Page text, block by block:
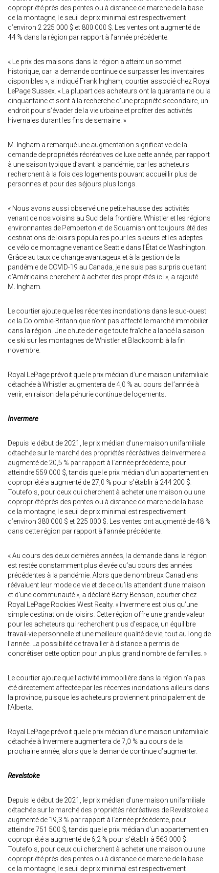
copropriété près des pentes ou à distance de marche de la base
de la montagne, le seuil de prix minimal est respectivement
d’environ 2 225 000 $ et 800 000 $. Les ventes ont augmenté de
44 % dans la région par rapport à l’année précédente.
« Le prix des maisons dans la région a atteint un sommet
historique, car la demande continue de surpasser les inventaires
disponibles », a indiqué Frank Ingham, courtier associé chez Royal
LePage Sussex. « La plupart des acheteurs ont la quarantaine ou la
cinquantaine et sont à la recherche d’une propriété secondaire, un
endroit pour s’évader de la vie urbaine et profiter des activités
hivernales durant les fins de semaine. »
M. Ingham a remarqué une augmentation significative de la
demande de propriétés récréatives de luxe cette année, par rapport
à une saison typique d’avant la pandémie, car les acheteurs
recherchent à la fois des logements pouvant accueillir plus de
personnes et pour des séjours plus longs.
« Nous avons aussi observé une petite hausse des activités
venant de nos voisins au Sud de la frontière. Whistler et les régions
environnantes de Pemberton et de Squamish ont toujours été des
destinations de loisirs populaires pour les skieurs et les adeptes
de vélo de montagne venant de Seattle dans l’État de Washington.
Grâce au taux de change avantageux et à la gestion de la
pandémie de COVID-19 au Canada, je ne suis pas surpris que tant
d’Américains cherchent à acheter des propriétés ici », a rajouté
M. Ingham.
Le courtier ajoute que les récentes inondations dans le sud-ouest
de la Colombie-Britannique n’ont pas affecté le marché immobilier
dans la région. Une chute de neige toute fraîche a lancé la saison
de ski sur les montagnes de Whistler et Blackcomb à la fin
novembre.
Royal LePage prévoit que le prix médian d’une maison unifamiliale
détachée à Whistler augmentera de 4,0 % au cours de l’année à
venir, en raison de la pénurie continue de logements.
Invermere
Depuis le début de 2021, le prix médian d’une maison unifamiliale
détachée sur le marché des propriétés récréatives de Invermere a
augmenté de 20,5 % par rapport à l’année précédente, pour
atteindre 559 000 $, tandis que le prix médian d’un appartement en
copropriété a augmenté de 27,0 % pour s’établir à 244 200 $.
Toutefois, pour ceux qui cherchent à acheter une maison ou une
copropriété près des pentes ou à distance de marche de la base
de la montagne, le seuil de prix minimal est respectivement
d’environ 380 000 $ et 225 000 $. Les ventes ont augmenté de 48 %
dans cette région par rapport à l’année précédente.
« Au cours des deux dernières années, la demande dans la région
est restée constamment plus élevée qu’au cours des années
précédentes à la pandémie. Alors que de nombreux Canadiens
réévaluent leur mode de vie et de ce qu’ils attendent d’une maison
et d’une communauté », a déclaré Barry Benson, courtier chez
Royal LePage Rockies West Realty. « Invermere est plus qu’une
simple destination de loisirs. Cette région offre une grande valeur
pour les acheteurs qui recherchent plus d’espace, un équilibre
travail-vie personnelle et une meilleure qualité de vie, tout au long de
l’année. La possibilité de travailler à distance a permis de
concrétiser cette option pour un plus grand nombre de familles. »
Le courtier ajoute que l’activité immobilière dans la région n’a pas
été directement affectée par les récentes inondations ailleurs dans
la province, puisque les acheteurs proviennent principalement de
l’Alberta.
Royal LePage prévoit que le prix médian d’une maison unifamiliale
détachée à Invermere augmentera de 7,0 % au cours de la
prochaine année, alors que la demande continue d’augmenter.
Revelstoke
Depuis le début de 2021, le prix médian d’une maison unifamiliale
détachée sur le marché des propriétés récréatives de Revelstoke a
augmenté de 19,3 % par rapport à l’année précédente, pour
atteindre 751 500 $, tandis que le prix médian d’un appartement en
copropriété a augmenté de 6,2 % pour s’établir à 563 000 $.
Toutefois, pour ceux qui cherchent à acheter une maison ou une
copropriété près des pentes ou à distance de marche de la base
de la montagne, le seuil de prix minimal est respectivement